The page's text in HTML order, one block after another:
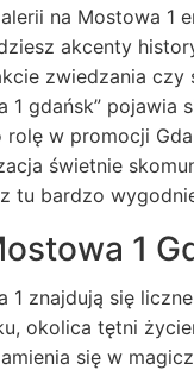
na Mostowa 1
akcenty
zwiedzania czy
1 gdańsk” pojawia
w promocji
świetnie
tu bardzo
1
1 znajdują się
okolica tętni
się w